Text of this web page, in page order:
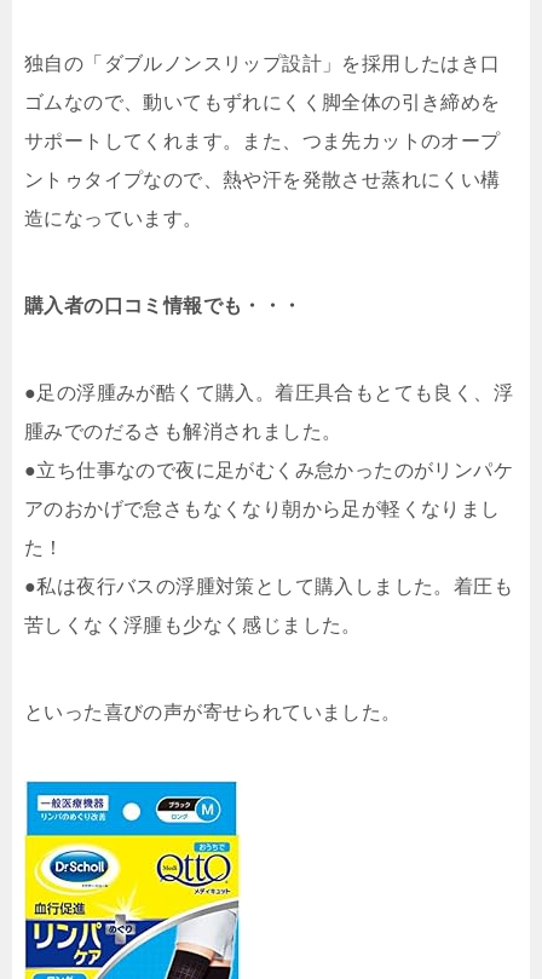
独自の「ダブルノンスリップ設計」を採用したはき口
ゴムなので、動いてもずれにくく脚全体の引き締めを
サポートしてくれます。また、つま先カットのオープ
ントゥタイプなので、熱や汗を発散させ蒸れにくい構
造になっています。
購入者の口コミ情報でも・・・
●足の浮腫みが酷くて購入。着圧具合もとても良く、浮
腫みでのだるさも解消されました。
●立ち仕事なので夜に足がむくみ怠かったのがリンパケ
アのおかげで怠さもなくなり朝から足が軽くなりまし
た！
●私は夜行バスの浮腫対策として購入しました。着圧も
苦しくなく浮腫も少なく感じました。
といった喜びの声が寄せられていました。